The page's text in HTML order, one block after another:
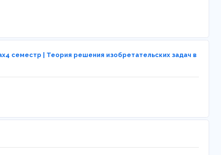
семестр | Теория решения изобретательских задач в